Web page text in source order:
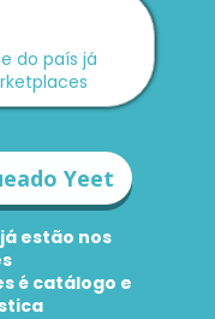
do país já
estão nos
é catálogo e
Yeet